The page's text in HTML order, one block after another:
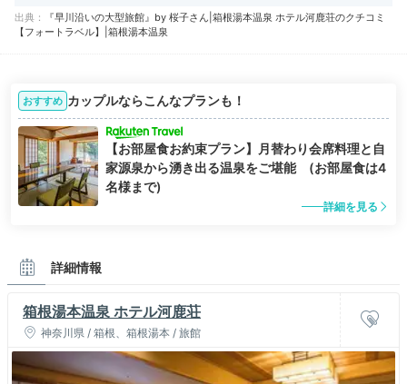
出典：
『早川沿いの大型旅館』by 桜子さん|箱根湯本温泉 ホテル河鹿荘のクチコミ
【フォートラベル】|箱根湯本温泉
おすすめ カップルならこんなプランも！
【お部屋食お約束プラン】月替わり会席料理と自
家源泉から湧き出る温泉をご堪能 (お部屋食は4
名様まで)
詳細を見る
詳細情報
箱根湯本温泉 ホテル河鹿荘
神奈川県 / 箱根、箱根湯本 / 旅館